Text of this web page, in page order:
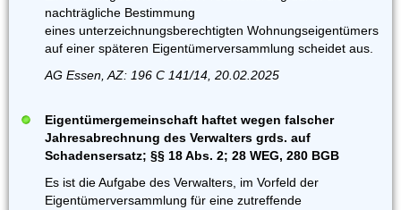
nachträgliche Bestimmung
eines unterzeichnungsberechtigten Wohnungseigentümers
auf einer späteren Eigentümerversammlung scheidet aus.
AG Essen, AZ: 196 C 141/14, 20.02.2025
Eigentümergemeinschaft haftet wegen falscher
Jahresabrechnung des Verwalters grds. auf
Schadensersatz; §§ 18 Abs. 2; 28 WEG, 280 BGB
Es ist die Aufgabe des Verwalters, im Vorfeld der
Eigentümerversammlung für eine zutreffende